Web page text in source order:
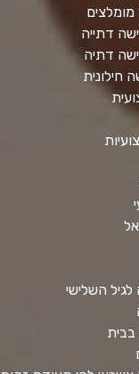
דתייה
דתיה
חילונית
לגיל השלישי